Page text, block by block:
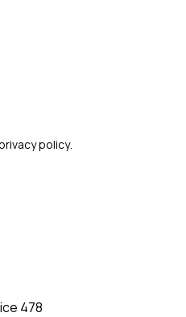
policy.
478